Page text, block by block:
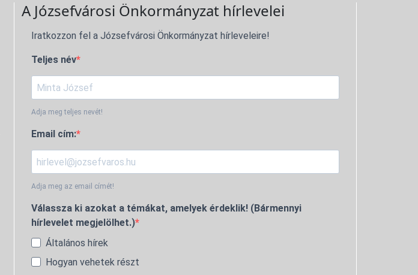
A Józsefvárosi Önkormányzat hírlevelei
Iratkozzon fel a Józsefvárosi Önkormányzat hírleveleire!
Teljes név
Adja meg teljes nevét!
Email cím:
Adja meg az email címét!
Válassza ki azokat a témákat, amelyek érdeklik! (Bármennyi
hírlevelet megjelölhet.)
Általános hírek
Hogyan vehetek részt